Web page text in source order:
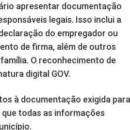
apresentar documentação
legais. Isso inclui a
do empregador ou
de firma, além de outros
O reconhecimento de
digital GOV.
à documentação exigida para
todas as informações